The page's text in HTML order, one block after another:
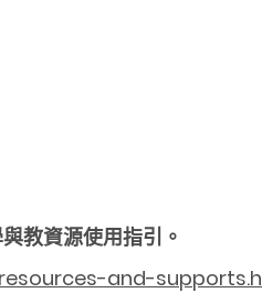
教資源使用指引。
and-